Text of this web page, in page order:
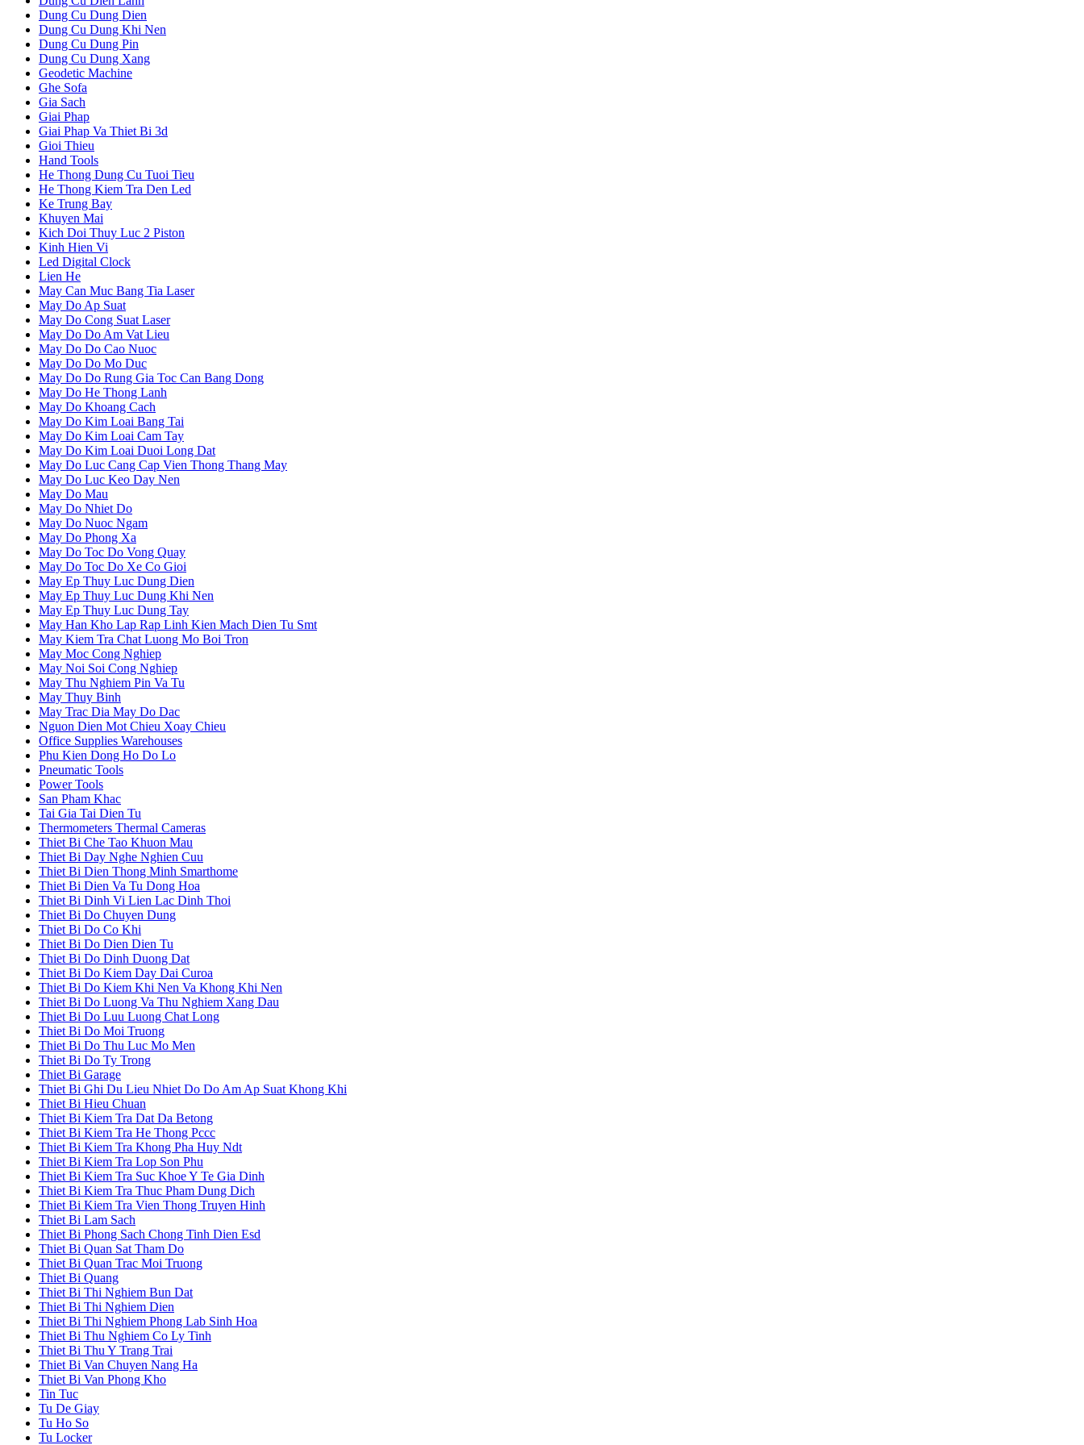
Dung Cu Dung Dien
Dung Cu Dung Khi Nen
Dung Cu Dung Pin
Dung Cu Dung Xang
Geodetic Machine
Ghe Sofa
Gia Sach
Giai Phap
Giai Phap Va Thiet Bi 3d
Gioi Thieu
Hand Tools
He Thong Dung Cu Tuoi Tieu
He Thong Kiem Tra Den Led
Ke Trung Bay
Khuyen Mai
Kich Doi Thuy Luc 2 Piston
Kinh Hien Vi
Led Digital Clock
Lien He
May Can Muc Bang Tia Laser
May Do Ap Suat
May Do Cong Suat Laser
May Do Do Am Vat Lieu
May Do Do Cao Nuoc
May Do Do Mo Duc
May Do Do Rung Gia Toc Can Bang Dong
May Do He Thong Lanh
May Do Khoang Cach
May Do Kim Loai Bang Tai
May Do Kim Loai Cam Tay
May Do Kim Loai Duoi Long Dat
May Do Luc Cang Cap Vien Thong Thang May
May Do Luc Keo Day Nen
May Do Mau
May Do Nhiet Do
May Do Nuoc Ngam
May Do Phong Xa
May Do Toc Do Vong Quay
May Do Toc Do Xe Co Gioi
May Ep Thuy Luc Dung Dien
May Ep Thuy Luc Dung Khi Nen
May Ep Thuy Luc Dung Tay
May Han Kho Lap Rap Linh Kien Mach Dien Tu Smt
May Kiem Tra Chat Luong Mo Boi Tron
May Moc Cong Nghiep
May Noi Soi Cong Nghiep
May Thu Nghiem Pin Va Tu
May Thuy Binh
May Trac Dia May Do Dac
Nguon Dien Mot Chieu Xoay Chieu
Office Supplies Warehouses
Phu Kien Dong Ho Do Lo
Pneumatic Tools
Power Tools
San Pham Khac
Tai Gia Tai Dien Tu
Thermometers Thermal Cameras
Thiet Bi Che Tao Khuon Mau
Thiet Bi Day Nghe Nghien Cuu
Thiet Bi Dien Thong Minh Smarthome
Thiet Bi Dien Va Tu Dong Hoa
Thiet Bi Dinh Vi Lien Lac Dinh Thoi
Thiet Bi Do Chuyen Dung
Thiet Bi Do Co Khi
Thiet Bi Do Dien Dien Tu
Thiet Bi Do Dinh Duong Dat
Thiet Bi Do Kiem Day Dai Curoa
Thiet Bi Do Kiem Khi Nen Va Khong Khi Nen
Thiet Bi Do Luong Va Thu Nghiem Xang Dau
Thiet Bi Do Luu Luong Chat Long
Thiet Bi Do Moi Truong
Thiet Bi Do Thu Luc Mo Men
Thiet Bi Do Ty Trong
Thiet Bi Garage
Thiet Bi Ghi Du Lieu Nhiet Do Do Am Ap Suat Khong Khi
Thiet Bi Hieu Chuan
Thiet Bi Kiem Tra Dat Da Betong
Thiet Bi Kiem Tra He Thong Pccc
Thiet Bi Kiem Tra Khong Pha Huy Ndt
Thiet Bi Kiem Tra Lop Son Phu
Thiet Bi Kiem Tra Suc Khoe Y Te Gia Dinh
Thiet Bi Kiem Tra Thuc Pham Dung Dich
Thiet Bi Kiem Tra Vien Thong Truyen Hinh
Thiet Bi Lam Sach
Thiet Bi Phong Sach Chong Tinh Dien Esd
Thiet Bi Quan Sat Tham Do
Thiet Bi Quan Trac Moi Truong
Thiet Bi Quang
Thiet Bi Thi Nghiem Bun Dat
Thiet Bi Thi Nghiem Dien
Thiet Bi Thi Nghiem Phong Lab Sinh Hoa
Thiet Bi Thu Nghiem Co Ly Tinh
Thiet Bi Thu Y Trang Trai
Thiet Bi Van Chuyen Nang Ha
Thiet Bi Van Phong Kho
Tin Tuc
Tu De Giay
Tu Ho So
Tu Locker